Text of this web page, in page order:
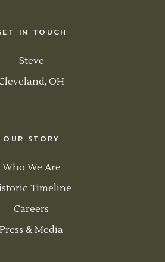
IN TOUCH
Steve
OH
OUR STORY
Who We Are
Timeline
Careers
Press & Media